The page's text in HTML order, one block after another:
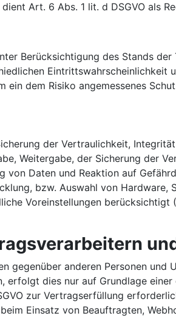
Art. 6 Abs. 1 lit. d DSGVO als
Berücksichtigung des Stands
Eintrittswahrscheinlichkeit
ein dem Risiko angemessenes
der Vertraulichkeit,
Weitergabe, der Sicherung der
von Daten und Reaktion auf
bzw. Auswahl von
Voreinstellungen berücksichtigt
gegenüber anderen Personen
dies nur auf Grundlage
zur Vertragserfüllung
Einsatz von Beauftragten,